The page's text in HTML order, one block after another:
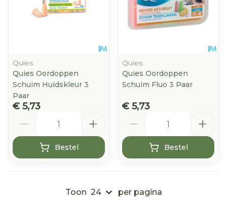
Quies
Quies Oordoppen
Schuim Huidskleur 3
Paar
€ 5,73
Bestel
Quies
Quies Oordoppen
Schuim Fluo 3 Paar
€ 5,73
Bestel
Toon per pagina